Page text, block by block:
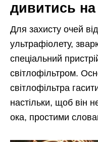
дивитись
Для захисту очей
ультрафіолету,
спеціальний
світлофільтром.
світлофільтра
настільки, щоб він
ока, простими